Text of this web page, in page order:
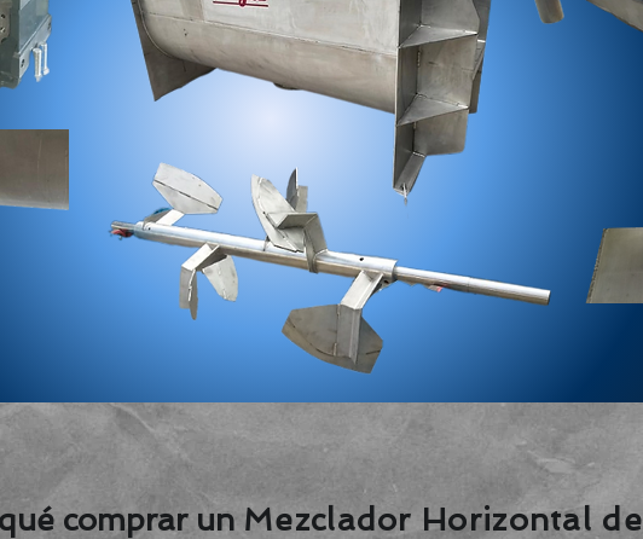
comprar un Mezclador Horizontal de